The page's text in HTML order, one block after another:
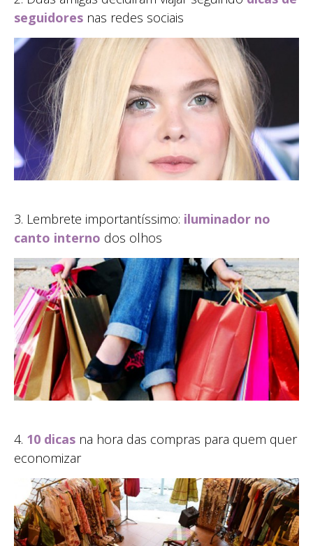
seguidores nas redes sociais
3. Lembrete importantíssimo: iluminador no
canto interno dos olhos
4. 10 dicas na hora das compras para quem quer
economizar